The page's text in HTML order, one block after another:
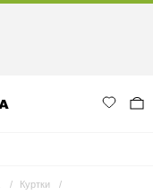
Куртки